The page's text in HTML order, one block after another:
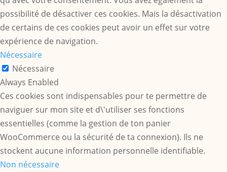
possibilité de désactiver ces cookies. Mais la désactivation
de certains de ces cookies peut avoir un effet sur votre
expérience de navigation.
Nécessaire
Nécessaire
Always Enabled
Ces cookies sont indispensables pour te permettre de
naviguer sur mon site et d\'utiliser ses fonctions
essentielles (comme la gestion de ton panier
WooCommerce ou la sécurité de ta connexion). Ils ne
stockent aucune information personnelle identifiable.
Non nécessaire